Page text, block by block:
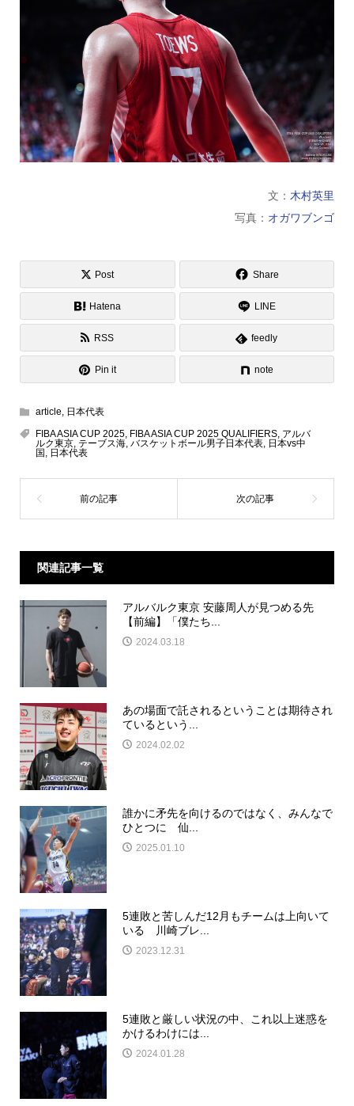
文： 木村英里
写真： オガワブンゴ
Post Share
Hatena LINE
RSS feedly
Pin it note
article, 日本代表
FIBA ASIA CUP 2025, FIBA ASIA CUP 2025 QUALIFIERS, アルバ
ルク東京, テーブス海, バスケットボール男子日本代表, 日本vs中
国 , 日本代表
関連記事一覧
アルバルク東京 安藤周人が見つめる先
【前編】「僕たち...
2024.03.18
あの場面で託されるということは期待され
ているという...
2024.02.02
誰かに矛先を向けるのではなく、みんなで
ひとつに 仙...
2025.01.10
5連敗と苦しんだ12月もチームは上向いて
いる 川崎ブレ...
2023.12.31
5連敗と厳しい状況の中、これ以上迷惑を
かけるわけには...
2024.01.28